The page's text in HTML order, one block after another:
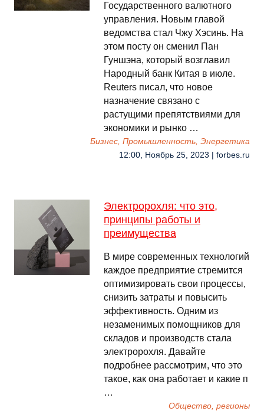
Государственного валютного
управления. Новым главой
ведомства стал Чжу Хэсинь. На
этом посту он сменил Пан
Гуншэна, который возглавил
Народный банк Китая в июле.
Reuters писал, что новое
назначение связано с
растущими препятствиями для
экономики и рынко …
Бизнес, Промышленность, Энергетика
12:00, Ноябрь 25, 2023 | forbes.ru
Электророхля: что это,
принципы работы и
преимущества
В мире современных технологий
каждое предприятие стремится
оптимизировать свои процессы,
снизить затраты и повысить
эффективность. Одним из
незаменимых помощников для
складов и производств стала
электророхля. Давайте
подробнее рассмотрим, что это
такое, как она работает и какие п
…
Общество, регионы